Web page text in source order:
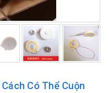
Có Thể Cuộn